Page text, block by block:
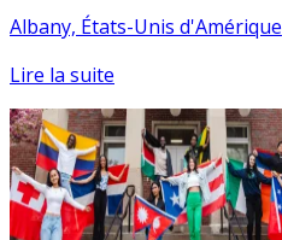
Albany, États-Unis d'Amérique
Lire la suite